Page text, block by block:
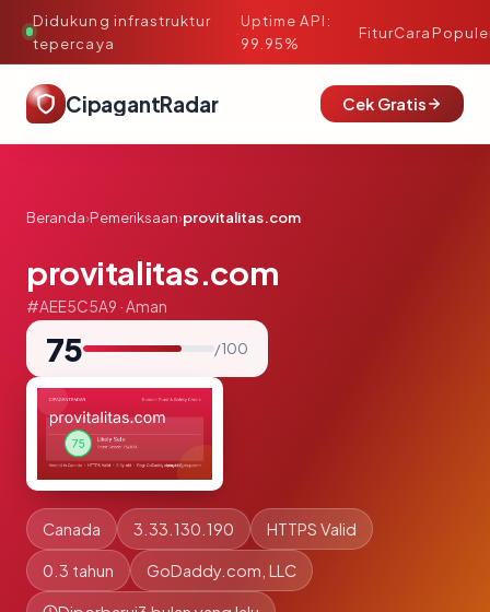
Didukung infrastruktur
tepercaya
·
Uptime API:
99.95%
FiturCara
CipagantRadar Cek Gratis
Beranda›Pemeriksaan›provitalitas.com
provitalitas.com
#AEE5C5A9 · Aman
75 / 100
Canada 3.33.130.190 HTTPS Valid
0.3 tahun GoDaddy.com, LLC